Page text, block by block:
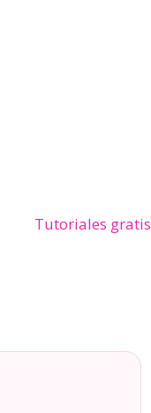
Tutoriales gratis